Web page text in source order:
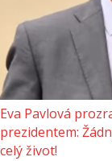
Eva Pavlová
prezidentem:
celý život!